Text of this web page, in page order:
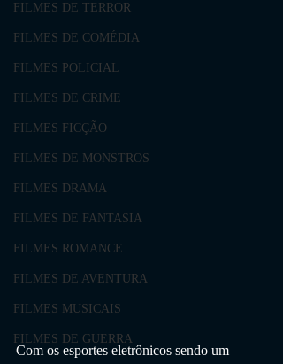
FILMES DE TERROR
FILMES DE COMÉDIA
FILMES POLICIAL
FILMES DE CRIME
FILMES FICÇÃO
FILMES DE MONSTROS
FILMES DRAMA
FILMES DE FANTASIA
FILMES ROMANCE
FILMES DE AVENTURA
FILMES MUSICAIS
FILMES DE GUERRA
Com os esportes eletrônicos sendo um